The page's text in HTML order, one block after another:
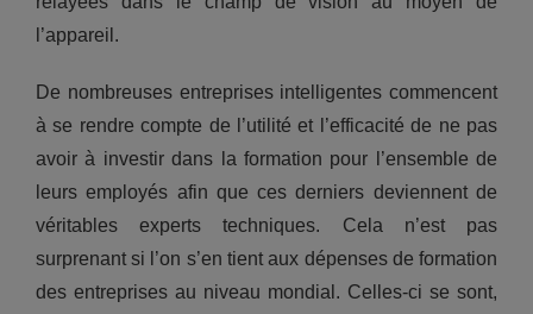
l’appareil.
De nombreuses entreprises intelligentes commencent
à se rendre compte de l’utilité et l’efficacité de ne pas
avoir à investir dans la formation pour l’ensemble de
leurs employés afin que ces derniers deviennent de
véritables experts techniques. Cela n’est pas
surprenant si l’on s’en tient aux dépenses de formation
des entreprises au niveau mondial. Celles-ci se sont,